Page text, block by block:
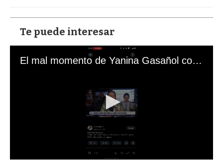
Te puede interesar
El mal momento de Yanina Gasañol con un hincha argentino en "Subrayado"